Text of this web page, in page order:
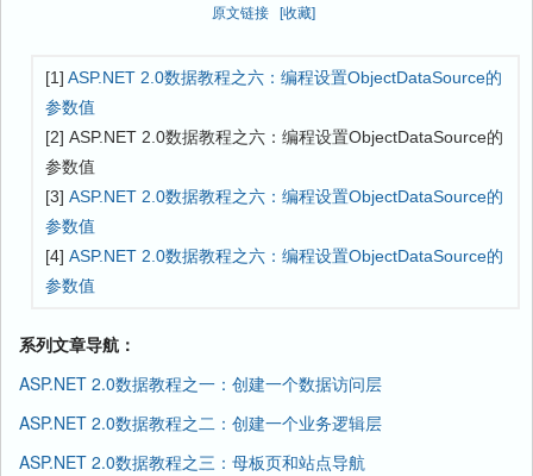
原文链接
[收藏]
[1] ASP.NET 2.0数据教程之六：编程设置ObjectDataSource的
参数值
[2] ASP.NET 2.0数据教程之六：编程设置ObjectDataSource的
参数值
[3] ASP.NET 2.0数据教程之六：编程设置ObjectDataSource的
参数值
[4] ASP.NET 2.0数据教程之六：编程设置ObjectDataSource的
参数值
系列文章导航：
ASP.NET 2.0数据教程之一：创建一个数据访问层
ASP.NET 2.0数据教程之二：创建一个业务逻辑层
ASP.NET 2.0数据教程之三：母板页和站点导航